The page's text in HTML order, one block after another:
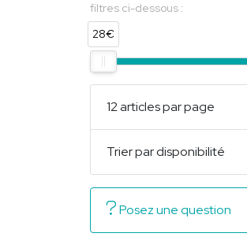
filtres ci-dessous :
28€
12 articles par page
Trier par disponibilité
Posez une question